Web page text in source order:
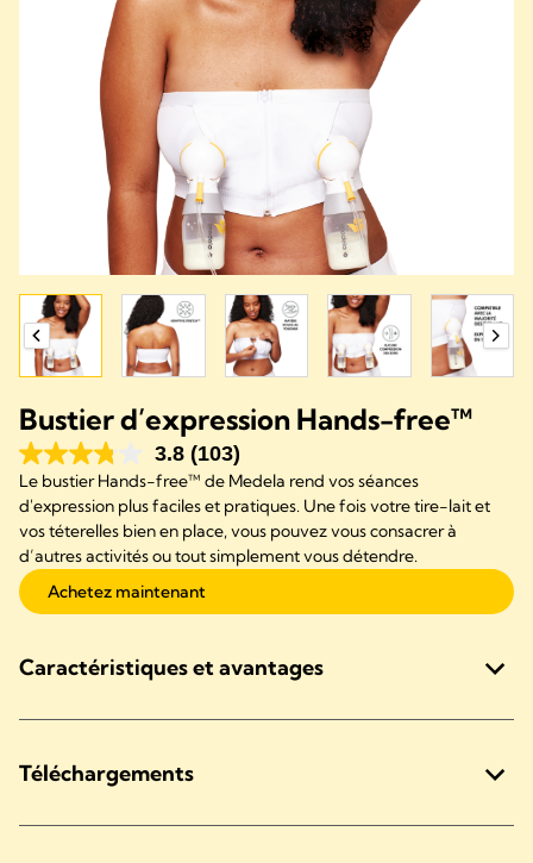
Bustier d’expression Hands-free™
3.8 (103)
Le bustier Hands-free™ de Medela rend vos séances
d'expression plus faciles et pratiques. Une fois votre tire-lait et
vos téterelles bien en place, vous pouvez vous consacrer à
d’autres activités ou tout simplement vous détendre.
Achetez maintenant
Caractéristiques et avantages
Téléchargements